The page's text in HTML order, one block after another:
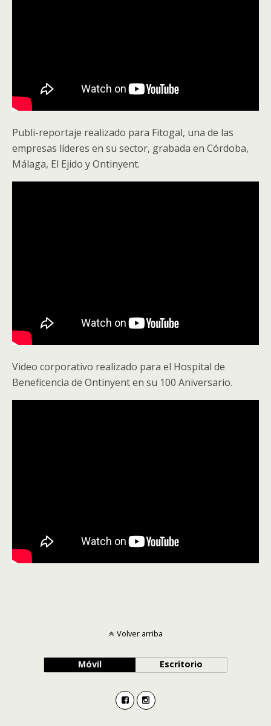
Publi-reportaje realizado para Fitogal, una de las
empresas líderes en su sector, grabada en Córdoba,
Málaga, El Ejido y Ontinyent.
Video corporativo realizado para el Hospital de
Beneficencia de Ontinyent en su 100 Aniversario.
Volver arriba
Móvil Escritorio